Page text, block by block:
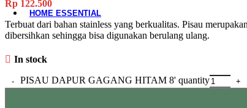
HOME ESSENTIAL
All Product
Gardening
Storage Baskets
Doormats
Rp 122.500
Terbuat dari bahan stainless yang berkualitas. Pisau
dibersihkan sehingga bisa digunakan berulang ulang.
In stock
PISAU DAPUR GAGANG HITAM 8' quantity